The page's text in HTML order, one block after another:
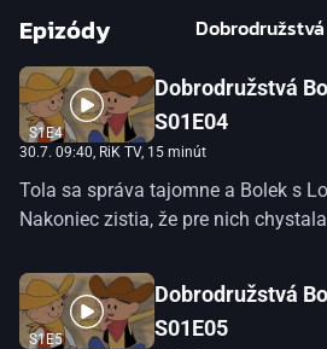
Epizódy
S1E4
Dobrodružstvá
S01E04
30.7. 09:40, RiK TV, 15 minút
Tola sa správa tajomne a Bolek s
Nakoniec zistia, že pre nich
S1E5
Dobrodružstvá
S01E05